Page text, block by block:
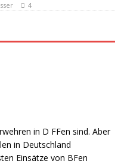
4
in D FFen sind. Aber
in Deutschland
Einsätze von BFen